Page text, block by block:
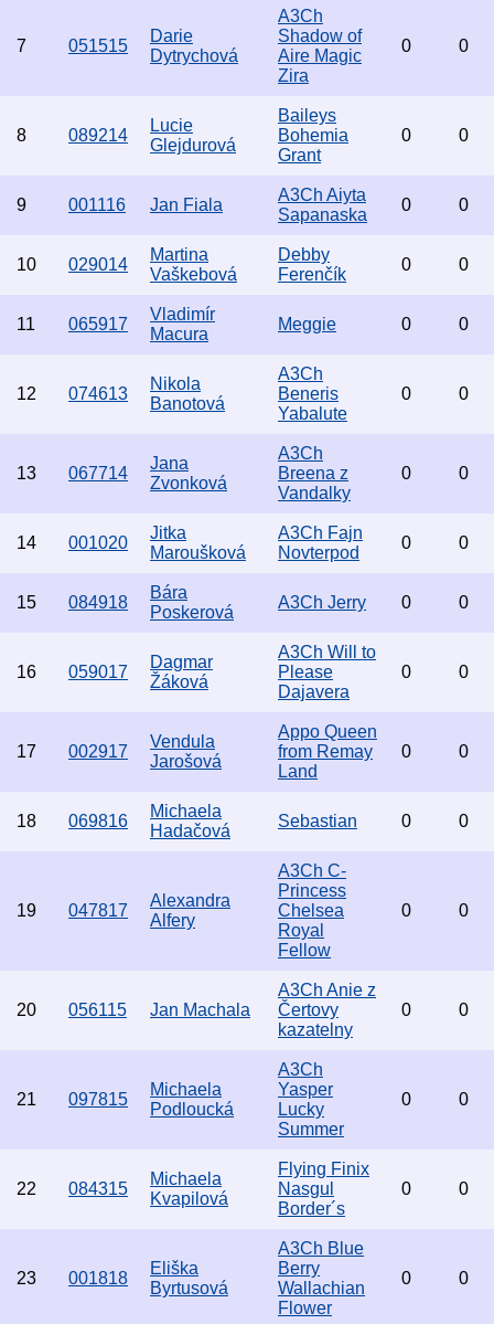
7 051515
Darie
Dytrychová
A3Ch
Shadow of
Aire Magic
Zira
0 0
8 089214
Lucie
Glejdurová
Baileys
Bohemia
Grant
0 0
9 001116 Jan Fiala
A3Ch Aiyta
Sapanaska
0 0
10 029014
Martina
Vaškebová
Debby
Ferenčík
0 0
11 065917
Vladimír
Macura
Meggie 0 0
12 074613
Nikola
Banotová
A3Ch
Beneris
Yabalute
0 0
13 067714
Jana
Zvonková
A3Ch
Breena z
Vandalky
0 0
14 001020
Jitka
Maroušková
A3Ch Fajn
Novterpod
0 0
15 084918
Bára
Poskerová
A3Ch Jerry 0 0
16 059017
Dagmar
Žáková
A3Ch Will to
Please
Dajavera
0 0
17 002917
Vendula
Jarošová
Appo Queen
from Remay
Land
0 0
18 069816
Michaela
Hadačová
Sebastian 0 0
19 047817
Alexandra
Alfery
A3Ch C-
Princess
Chelsea
Royal
Fellow
0 0
20 056115 Jan Machala
A3Ch Anie z
Čertovy
kazatelny
0 0
21 097815
Michaela
Podloucká
A3Ch
Yasper
Lucky
Summer
0 0
22 084315
Michaela
Kvapilová
Flying Finix
Nasgul
Border´s
0 0
23 001818
Eliška
Byrtusová
A3Ch Blue
Berry
Wallachian
Flower
0 0